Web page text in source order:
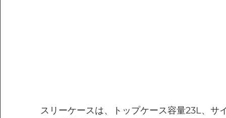
スリーケースは、トップケース容量23L、サ